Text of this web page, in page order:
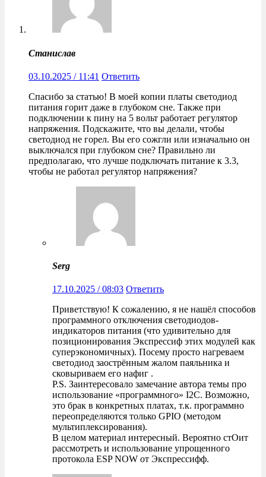
Станислав
03.10.2025 / 11:41 Ответить
Спасибо за статью! В моей копии платы светодиод
питания горит даже в глубоком сне. Также при
подключении к пину на 5 вольт работает регулятор
напряжения. Подскажите, что вы делали, чтобы
светодиод не горел. Вы его сожгли или изначально он
выключался при глубоком сне? Правильно ли
предполагаю, что лучше подключать питание к 3.3,
чтобы не работал регулятор напряжения?
Serg
17.10.2025 / 08:03 Ответить
Приветствую! К сожалению, я не нашёл способов
программного отключения светодиодов-
индикаторов питания (что удивительно для
позиционирования Экспрессиф этих модулей как
суперэкономичных). Посему просто нагреваем
светодиод заострённым жалом паяльника и
сковыриваем его нафиг .
P.S. Заинтересовало замечание автора темы про
использование «программного» I2C. Возможно,
это брак в конкретных платах, т.к. программно
переопределяются только GPIO (методом
мультиплексирования).
В целом материал интересный. Вероятно стОит
рассмотреть и использование упрощенного
протокола ESP NOW от Экспрессифф.